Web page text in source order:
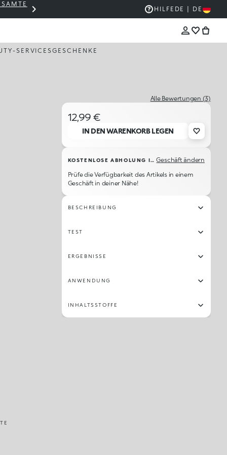
THE KIKO SALE: BIS ZU -50 %
HILFE DE | DE
SERVICESGESCHENKE
Alle Bewertungen (3)
12,99 €
IN DEN WARENKORB LEGEN
KOSTENLOSE ABHOLUNG IM GESCHÄFT Geschäft ändern
Prüfe die Verfügbarkeit des Artikels in einem
Geschäft in deiner Nähe!
BESCHREIBUNG
TEST
ERGEBNISSE
ANWENDUNG
INHALTSSTOFFE